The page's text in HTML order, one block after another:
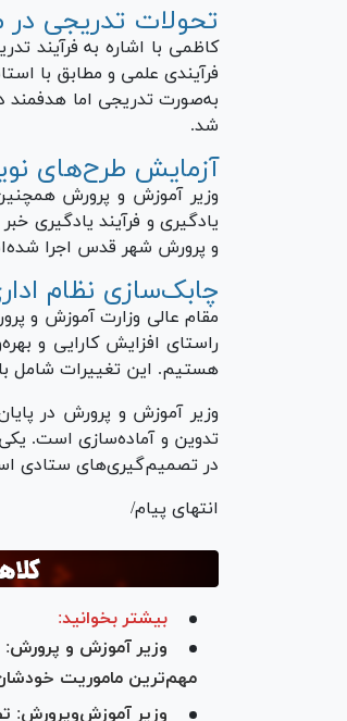
تحولات تدریجی در
کاظمی با اشاره به فرآیند
فرآیندی علمی و مطابق با
به‌صورت تدریجی اما هدفمند
شد.
آزمایش طرح‌های
وزیر آموزش و پرورش
یادگیری و فرآیند یادگیری
و پرورش شهر قدس اجرا
چابک‌سازی نظام
مقام عالی وزارت آموزش و
راستای افزایش کارایی و
هستیم. این تغییرات شامل
وزیر آموزش و پرورش در
تدوین و آماده‌سازی است.
در تصمیم‌گیری‌های ستادی
انتهای پیام/
بیشتر بخوانید:
وزیر آموزش و
مهم‌ترین ماموریت خودشان
وزیر